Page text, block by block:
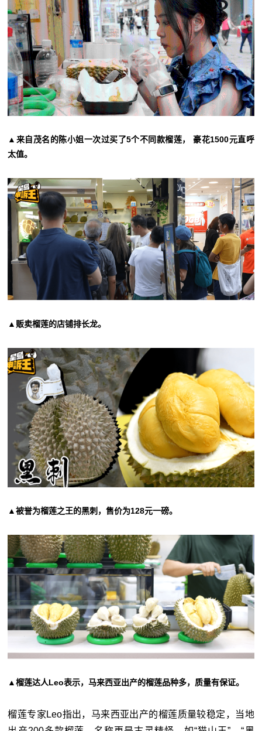
▲来自茂名的陈小姐一次过买了5个不同款榴莲， 豪花1500元直呼
太值。
▲贩卖榴莲的店铺排长龙。
▲被誉为榴莲之王的黑刺，售价为128元一磅。
▲榴莲达人Leo表示，马来西亚出产的榴莲品种多，质量有保证。
榴莲专家Leo指出，马来西亚出产的榴莲质量较稳定，当地